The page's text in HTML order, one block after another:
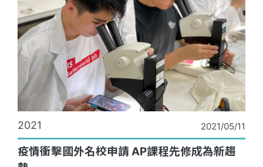
2021 2021/05/11
疫情衝擊國外名校申請 AP課程先修成為新趨